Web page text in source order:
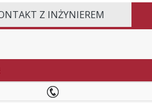
Z INŻYNIEREM